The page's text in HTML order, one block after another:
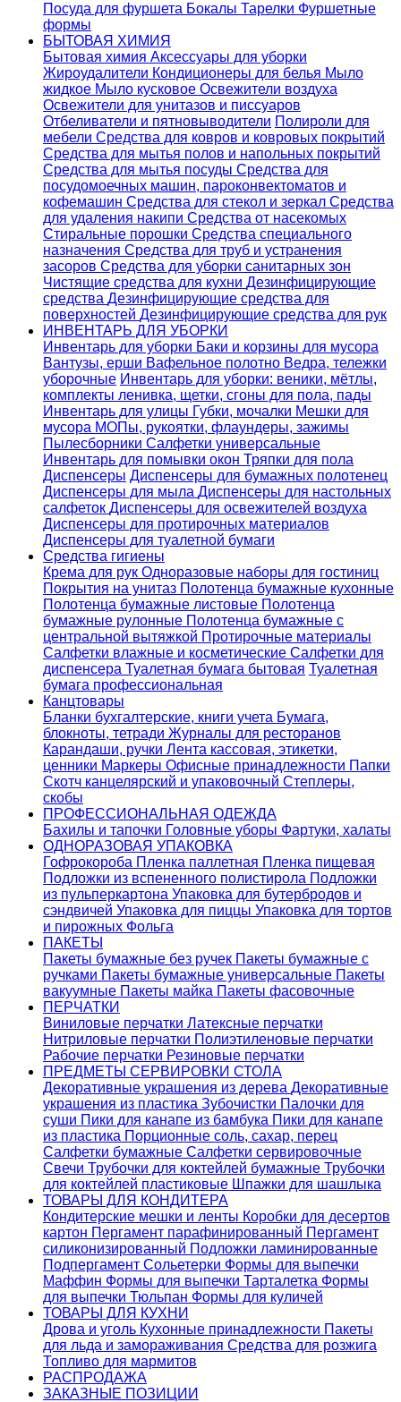
Посуда для фуршета Бокалы Тарелки Фуршетные
формы
БЫТОВАЯ ХИМИЯ
Бытовая химия Аксессуары для уборки
Жироудалители Кондиционеры для белья Мыло
жидкое Мыло кусковое Освежители воздуха
Освежители для унитазов и писсуаров
Отбеливатели и пятновыводители Полироли для
мебели Средства для ковров и ковровых покрытий
Средства для мытья полов и напольных покрытий
Средства для мытья посуды Средства для
посудомоечных машин, пароконвектоматов и
кофемашин Средства для стекол и зеркал Средства
для удаления накипи Средства от насекомых
Стиральные порошки Cредства специального
назначения Средства для труб и устранения
засоров Средства для уборки санитарных зон
Чистящие средства для кухни Дезинфицирующие
средства Дезинфицирующие средства для
поверхностей Дезинфицирующие средства для рук
ИНВЕНТАРЬ ДЛЯ УБОРКИ
Инвентарь для уборки Баки и корзины для мусора
Вантузы, ерши Вафельное полотно Ведра, тележки
уборочные Инвентарь для уборки: веники, мётлы,
комплекты ленивка, щетки, сгоны для пола, пады
Инвентарь для улицы Губки, мочалки Мешки для
мусора МОПы, рукоятки, флаундеры, зажимы
Пылесборники Салфетки универсальные
Инвентарь для помывки окон Тряпки для пола
Диспенсеры Диспенсеры для бумажных полотенец
Диспенсеры для мыла Диспенсеры для настольных
салфеток Диспенсеры для освежителей воздуха
Диспенсеры для протирочных материалов
Диспенсеры для туалетной бумаги
Средства гигиены
Крема для рук Одноразовые наборы для гостиниц
Покрытия на унитаз Полотенца бумажные кухонные
Полотенца бумажные листовые Полотенца
бумажные рулонные Полотенца бумажные с
центральной вытяжкой Протирочные материалы
Салфетки влажные и косметические Салфетки для
диспенсера Туалетная бумага бытовая Туалетная
бумага профессиональная
Канцтовары
Бланки бухгалтерские, книги учета Бумага,
блокноты, тетради Журналы для ресторанов
Карандаши, ручки Лента кассовая, этикетки,
ценники Маркеры Офисные принадлежности Папки
Скотч канцелярский и упаковочный Степлеры,
скобы
ПРОФЕССИОНАЛЬНАЯ ОДЕЖДА
Бахилы и тапочки Головные уборы Фартуки, халаты
ОДНОРАЗОВАЯ УПАКОВКА
Гофрокороба Пленка паллетная Пленка пищевая
Подложки из вспененного полистирола Подложки
из пульперкартона Упаковка для бутербродов и
сэндвичей Упаковка для пиццы Упаковка для тортов
и пирожных Фольга
ПАКЕТЫ
Пакеты бумажные без ручек Пакеты бумажные с
ручками Пакеты бумажные универсальные Пакеты
вакуумные Пакеты майка Пакеты фасовочные
ПЕРЧАТКИ
Виниловые перчатки Латексные перчатки
Нитриловые перчатки Полиэтиленовые перчатки
Рабочие перчатки Резиновые перчатки
ПРЕДМЕТЫ СЕРВИРОВКИ СТОЛА
Декоративные украшения из дерева Декоративные
украшения из пластика Зубочистки Палочки для
суши Пики для канапе из бамбука Пики для канапе
из пластика Порционные соль, сахар, перец
Салфетки бумажные Салфетки сервировочные
Свечи Трубочки для коктейлей бумажные Трубочки
для коктейлей пластиковые Шпажки для шашлыка
ТОВАРЫ ДЛЯ КОНДИТЕРА
Кондитерские мешки и ленты Коробки для десертов
картон Пергамент парафинированный Пергамент
силиконизированный Подложки ламинированные
Подпергамент Сольетерки Формы для выпечки
Маффин Формы для выпечки Тарталетка Формы
для выпечки Тюльпан Формы для куличей
ТОВАРЫ ДЛЯ КУХНИ
Дрова и уголь Кухонные принадлежности Пакеты
для льда и замораживания Средства для розжига
Топливо для мармитов
РАСПРОДАЖА
ЗАКАЗНЫЕ ПОЗИЦИИ